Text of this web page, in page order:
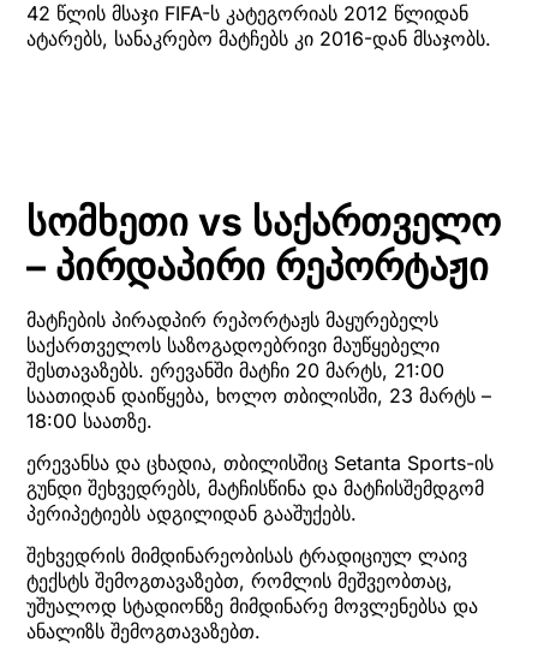
42 წლის მსაჯი FIFA-ს კატეგორიას 2012 წლიდან
ატარებს, სანაკრებო მატჩებს კი 2016-დან მსაჯობს.
სომხეთი vs საქართველო
– პირდაპირი რეპორტაჟი
მატჩების პირადპირ რეპორტაჟს მაყურებელს
საქართველოს საზოგადოებრივი მაუწყებელი
შესთავაზებს. ერევანში მატჩი 20 მარტს, 21:00
საათიდან დაიწყება, ხოლო თბილისში, 23 მარტს –
18:00 საათზე.
ერევანსა და ცხადია, თბილისშიც Setanta Sports-ის
გუნდი შეხვედრებს, მატჩისწინა და მატჩისშემდგომ
პერიპეტიებს ადგილიდან გააშუქებს.
შეხვედრის მიმდინარეობისას ტრადიციულ ლაივ
ტექსტს შემოგთავაზებთ, რომლის მეშვეობთაც,
უშუალოდ სტადიონზე მიმდინარე მოვლენებსა და
ანალიზს შემოგთავაზებთ.